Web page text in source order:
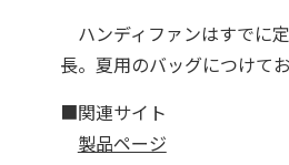
ハンディファンはすでに
長。夏用のバッグにつけて
■関連サイト
製品ページ